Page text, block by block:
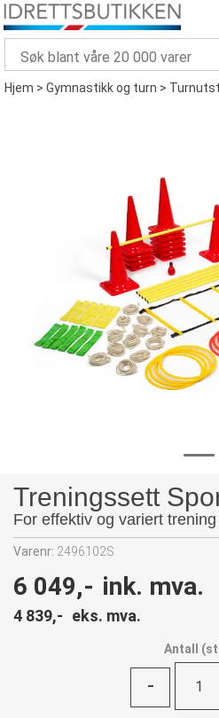
Hjem>Gymnastikk og turn>
Treningssett
For effektiv og variert trening
Varenr: 2496102S
6 049,- ink. mva.
4 839,- eks. mva.
Antall (
-